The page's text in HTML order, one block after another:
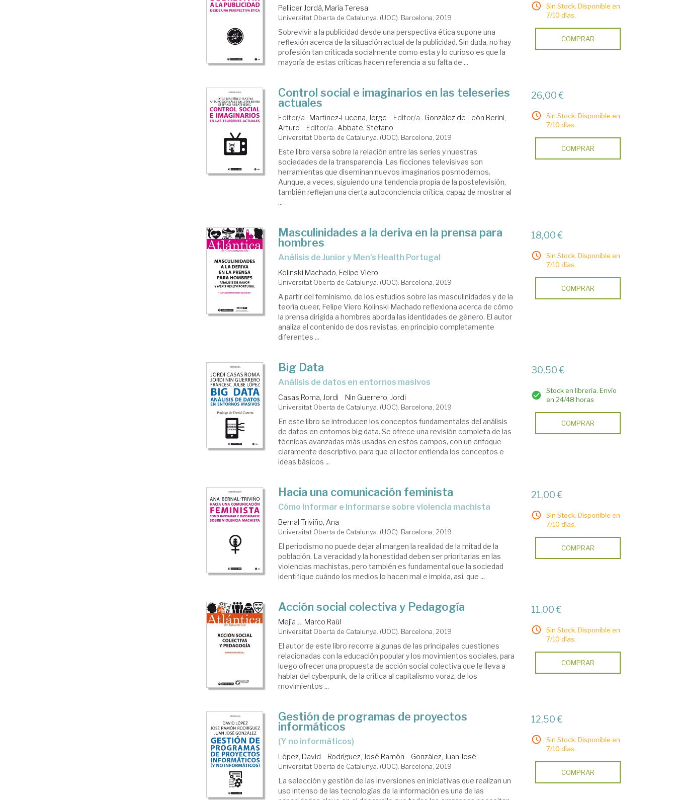
Pellicer Jordá, María Teresa
Universitat Oberta de Catalunya. (UOC). Barcelona, 2019
Sobrevivir a la publicidad desde una perspectiva ética supone una
reflexión acerca de la situación actual de la publicidad. Sin duda, no hay
profesión tan criticada socialmente como esta y lo curioso es que la
mayoría de estas críticas hacen referencia a su falta de ...
Sin Stock. Disponible en
7/10 días.
COMPRAR
Control social e imaginarios en las teleseries
actuales
Editor/a . Martínez-Lucena, Jorge Editor/a . González de León Berini,
Arturo
Editor/a . Abbate, Stefano
Universitat Oberta de Catalunya. (UOC). Barcelona, 2019
Este libro versa sobre la relación entre las series y nuestras
sociedades de la transparencia. Las ficciones televisivas son
herramientas que diseminan nuevos imaginarios posmodernos.
Aunque, a veces, siguiendo una tendencia propia de la postelevisión,
también reflejan una cierta autoconciencia crítica, capaz de mostrar al
...
26,00 €
Sin Stock. Disponible en
7/10 días.
COMPRAR
Masculinidades a la deriva en la prensa para
hombres
análisis de Junior y Men's Health Portugal
Kolinski Machado, Felipe Viero
Universitat Oberta de Catalunya. (UOC). Barcelona, 2019
A partir del feminismo, de los estudios sobre las masculinidades y de la
teoría queer, Felipe Viero Kolinski Machado reflexiona acerca de cómo
la prensa dirigida a hombres aborda las identidades de género. El autor
analiza el contenido de dos revistas, en principio completamente
diferentes ...
18,00 €
Sin Stock. Disponible en
7/10 días.
COMPRAR
Big Data
análisis de datos en entornos masivos
Casas Roma, Jordi Nin Guerrero, Jordi
Universitat Oberta de Catalunya. (UOC). Barcelona, 2019
En este libro se introducen los conceptos fundamentales del análisis
de datos en entornos big data. Se ofrece una revisión completa de las
técnicas avanzadas más usadas en estos campos, con un enfoque
claramente descriptivo, para que el lector entienda los conceptos e
ideas básicos ...
30,50 €
Stock en librería. Envío
en 24/48 horas
COMPRAR
Hacia una comunicación feminista
cómo informar e informarse sobre violencia machista
Bernal-Triviño, Ana
Universitat Oberta de Catalunya. (UOC). Barcelona, 2019
El periodismo no puede dejar al margen la realidad de la mitad de la
población. La veracidad y la honestidad deben ser prioritarias en las
violencias machistas, pero también es fundamental que la sociedad
identifique cuándo los medios lo hacen mal e impida, así, que ...
21,00 €
Sin Stock. Disponible en
7/10 días.
COMPRAR
Acción social colectiva y Pedagogía
Mejía J., Marco Raúl
Universitat Oberta de Catalunya. (UOC). Barcelona, 2019
El autor de este libro recorre algunas de las principales cuestiones
relacionadas con la educación popular y los movimientos sociales, para
luego ofrecer una propuesta de acción social colectiva que le lleva a
hablar del cyberpunk, de la crítica al capitalismo voraz, de los
movimientos ...
11,00 €
Sin Stock. Disponible en
7/10 días.
COMPRAR
Gestión de programas de proyectos
informáticos
(y no informáticos)
López, David Rodríguez, José Ramón González, Juan José
Universitat Oberta de Catalunya. (UOC). Barcelona, 2019
La selección y gestión de las inversiones en iniciativas que realizan un
uso intenso de las tecnologías de la información es una de las
12,50 €
Sin Stock. Disponible en
7/10 días.
COMPRAR